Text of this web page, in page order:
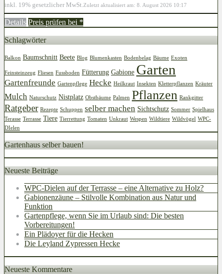
inkl. 19% gesetzlicher MwSt. Zuletzt aktualisiert am: 8. August 2026 10:17
Details Preis prüfen bei *
Schlagwörter
Balkon Baumschnitt Beete Blog Blumenkasten Bodenbelag Bäume Exoten
Feinsteinzeug Fliesen Fussboden Fütterung Gabione Garten
Gartenfreunde Gartenpflege Hecke Heilkraut Insekten Kletterpflanzen Kräuter
Mulch Naturschutz Nistplatz Obstbäume Palmen Pflanzen Rankgitter
Ratgeber Rezepte Schuppen selber machen Sichtschutz Sommer Spielhaus
Terasse Terrasse Tiere Tierrettung Tomaten Unkraut Wespen Wildtiere Wildvögel WPC-
DIelen
Gartenhaus selber bauen!
Neueste Beiträge
WPC-Dielen auf der Terrasse – eine Alternative zu Holz?
Gabionenzäune – Stilvolle Kombination aus Natur und
Funktion
Gartenpflege, wenn Sie im Urlaub sind: Die besten
Vorbereitungen!
Ein Plädoyer für die Hecken
Die Leyland Zypressen Hecke
Neueste Kommentare